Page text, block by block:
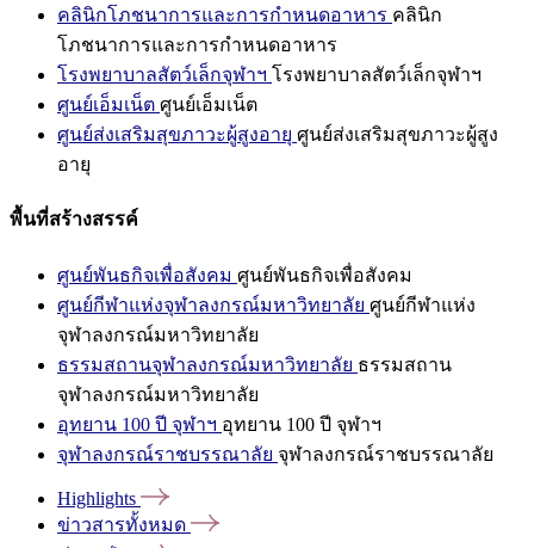
คลินิกโภชนาการและการกำหนดอาหาร คลินิก
โภชนาการและการกำหนดอาหาร
โรงพยาบาลสัตว์เล็กจุฬาฯ โรงพยาบาลสัตว์เล็กจุฬาฯ
ศูนย์เอ็มเน็ต ศูนย์เอ็มเน็ต
ศูนย์ส่งเสริมสุขภาวะผู้สูงอายุ ศูนย์ส่งเสริมสุขภาวะผู้สูง
อายุ
พื้นที่สร้างสรรค์
ศูนย์พันธกิจเพื่อสังคม ศูนย์พันธกิจเพื่อสังคม
ศูนย์กีฬาแห่งจุฬาลงกรณ์มหาวิทยาลัย ศูนย์กีฬาแห่ง
จุฬาลงกรณ์มหาวิทยาลัย
ธรรมสถานจุฬาลงกรณ์มหาวิทยาลัย ธรรมสถาน
จุฬาลงกรณ์มหาวิทยาลัย
อุทยาน 100 ปี จุฬาฯ อุทยาน 100 ปี จุฬาฯ
จุฬาลงกรณ์ราชบรรณาลัย จุฬาลงกรณ์ราชบรรณาลัย
Highlights
ข่าวสารทั้งหมด